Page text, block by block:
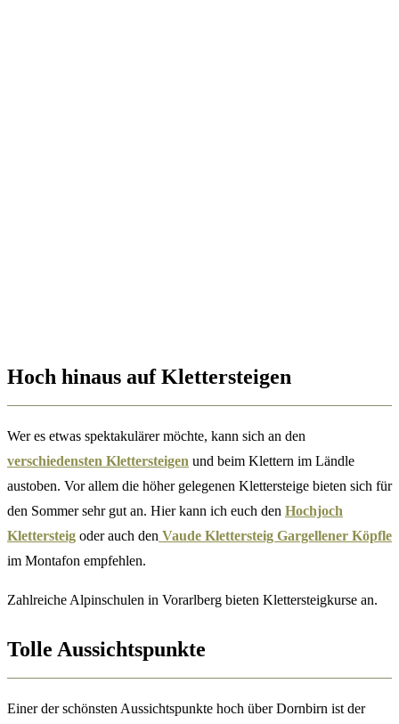
Hoch hinaus auf Klettersteigen
Wer es etwas spektakulärer möchte, kann sich an den
verschiedensten Klettersteigen und beim Klettern im Ländle
austoben. Vor allem die höher gelegenen Klettersteige bieten sich für
den Sommer sehr gut an. Hier kann ich euch den Hochjoch
Klettersteig oder auch den Vaude Klettersteig Gargellener Köpfle
im Montafon empfehlen.
Zahlreiche Alpinschulen in Vorarlberg bieten Klettersteigkurse an.
Tolle Aussichtspunkte
Einer der schönsten Aussichtspunkte hoch über Dornbirn ist der